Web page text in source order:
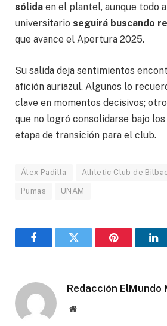
sólida en el plantel, aunque todo
universitario seguirá buscando
que avance el Apertura 2025.
Su salida deja sentimientos
afición auriazul. Algunos lo
clave en momentos decisivos;
que no logró consolidarse bajo
etapa de transición para el club.
Álex Padilla Athletic Club de
Pumas UNAM
FacebookGorjeo Pinterest
Redacción ElMundo
Sitio